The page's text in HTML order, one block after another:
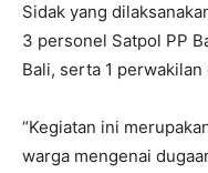
Sidak yang
3 personel Satpol PP
Bali, serta 1
“Kegiatan ini
warga mengenai